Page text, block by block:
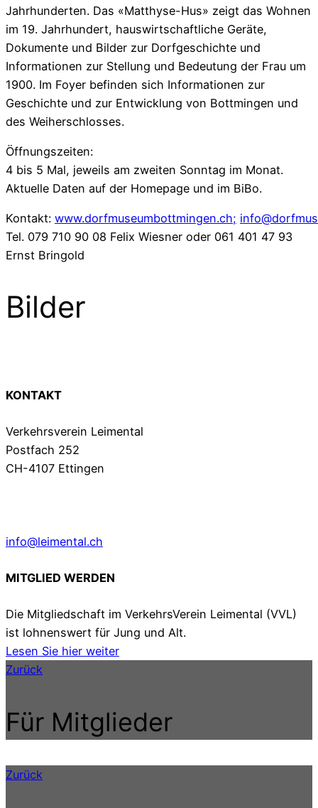
Jahrhunderten. Das «Matthyse-Hus» zeigt das Wohnen
im 19. Jahrhundert, hauswirtschaftliche Geräte,
Dokumente und Bilder zur Dorfgeschichte und
Informationen zur Stellung und Bedeutung der Frau um
1900. Im Foyer befinden sich Informationen zur
Geschichte und zur Entwicklung von Bottmingen und
des Weiherschlosses.
Öffnungszeiten:
4 bis 5 Mal, jeweils am zweiten Sonntag im Monat.
Aktuelle Daten auf der Homepage und im BiBo.
Kontakt: www.dorfmuseumbottmingen.ch;
Tel. 079 710 90 08 Felix Wiesner oder 061 401 47 93
Ernst Bringold
Bilder
KONTAKT
Verkehrsverein Leimental
Postfach 252
CH-4107 Ettingen
info@leimental.ch
MITGLIED WERDEN
Die Mitgliedschaft im VerkehrsVerein Leimental (VVL)
ist lohnenswert für Jung und Alt.
Lesen Sie hier weiter
Zurück
Für Mitglieder
Zurück